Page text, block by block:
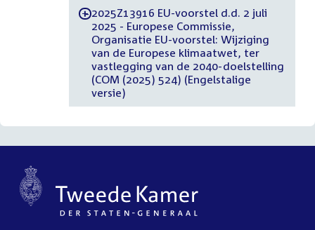
-2025Z13916 EU-voorstel d.d. 2 juli
2025 - Europese Commissie,
Organisatie EU-voorstel: Wijziging
van de Europese klimaatwet, ter
vastlegging van de 2040-doelstelling
(COM (2025) 524) (Engelstalige
versie)